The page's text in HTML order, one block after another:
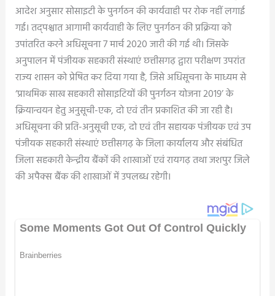
आदेश अनुसार सोसाइटी के पुनर्गठन की कार्यवाही पर रोक नहीं लगाई
गई। तद्पश्चात आगामी कार्यवाही के लिए पुनर्गठन की प्रक्रिया को
उपांतरित करने अधिसूचना 7 मार्च 2020 जारी की गई थी। जिसके
अनुपालन में पंजीयक सहकारी संस्थाएं छत्तीसगढ़ द्वारा परीक्षण उपरांत
राज्य शासन को प्रेषित कर दिया गया है, जिसे अधिसूचना के माध्यम से
‘प्राथमिक साख सहकारी सोसाइटियों की पुनर्गठन योजना 2019’ के
क्रियान्वयन हेतु अनुसूची-एक, दो एवं तीन प्रकाशित की जा रही है।
अधिसूचना की प्रति-अनुसूची एक, दो एवं तीन सहायक पंजीयक एवं उप
पंजीयक सहकारी संस्थाएं छत्तीसगढ़ के जिला कार्यालय और संबंधित
जिला सहकारी केन्द्रीय बैंकों की शाखाओं एवं रायगढ़ तथा जशपुर जिले
की अपैक्स बैंक की शाखाओं में उपलब्ध रहेगी।